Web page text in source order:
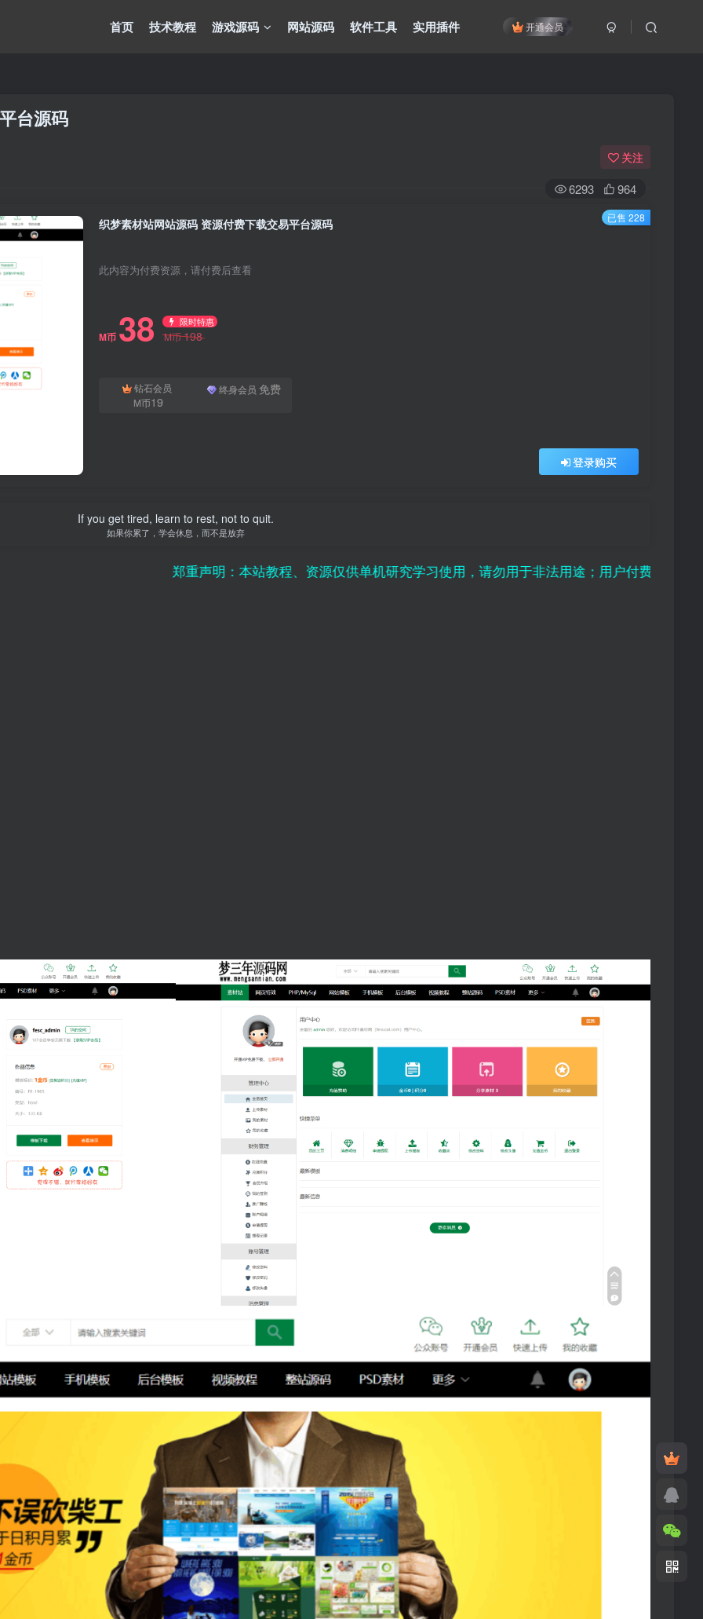
开通会员
首页 技术教程 游戏源码 网站源码 软件工具 实用插件
台源码
关注
6293 964
织梦素材站网站源码 资源付费下载交易平台源码
此内容为付费资源，请付费后查看
M币 38 限时特惠
M币198
钻石会员
M币19
终身会员 免费
登录购买
已售 228
If you get tired, learn to rest, not to quit.
如果你累了，学会休息，而不是放弃
郑重声明：本站教程、资源仅供单机研究学习使用，请勿用于非法用途；用户付费纯属对平台赞